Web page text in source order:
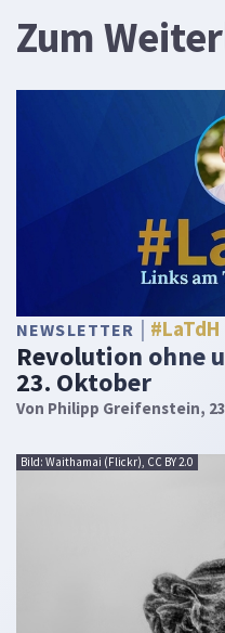
Zum
NEWSLETTER #LaTdH
Revolution ohne
23. Oktober
Von Philipp Greifenstein,
Bild: Waithamai (Flickr), CC BY 2.0